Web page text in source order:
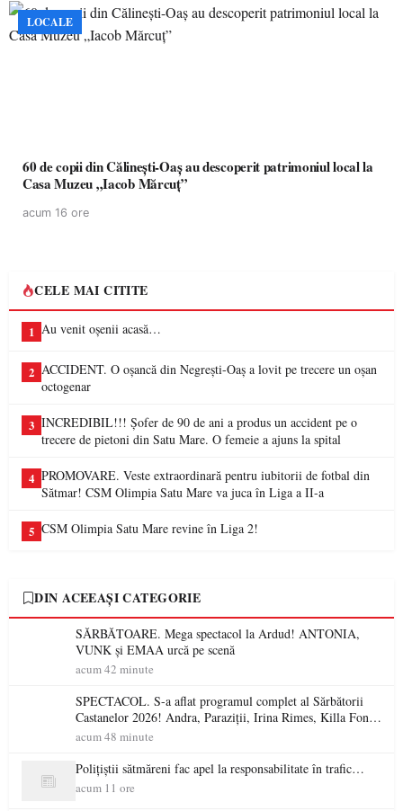
LOCALE
60 de copii din Călinești-Oaș au descoperit patrimoniul local la
Casa Muzeu „Iacob Mărcuț”
acum 16 ore
CELE MAI CITITE
1 Au venit oșenii acasă…
2 ACCIDENT. O oșancă din Negrești-Oaș a lovit pe trecere un oșan
octogenar
3 INCREDIBIL!!! Șofer de 90 de ani a produs un accident pe o
trecere de pietoni din Satu Mare. O femeie a ajuns la spital
4 PROMOVARE. Veste extraordinară pentru iubitorii de fotbal din
Sătmar! CSM Olimpia Satu Mare va juca în Liga a II-a
5 CSM Olimpia Satu Mare revine în Liga 2!
DIN ACEEAȘI CATEGORIE
SĂRBĂTOARE. Mega spectacol la Ardud! ANTONIA,
VUNK și EMAA urcă pe scenă
acum 42 minute
SPECTACOL. S-a aflat programul complet al Sărbătorii
Castanelor 2026! Andra, Paraziții, Irina Rimes, Killa Fonic,
Zdob și Zdub și Fuego vin la Baia Mare
acum 48 minute
Polițiștii sătmăreni fac apel la responsabilitate în trafic…
acum 11 ore